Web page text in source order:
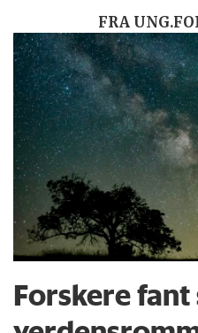
FRA
Forskere fant